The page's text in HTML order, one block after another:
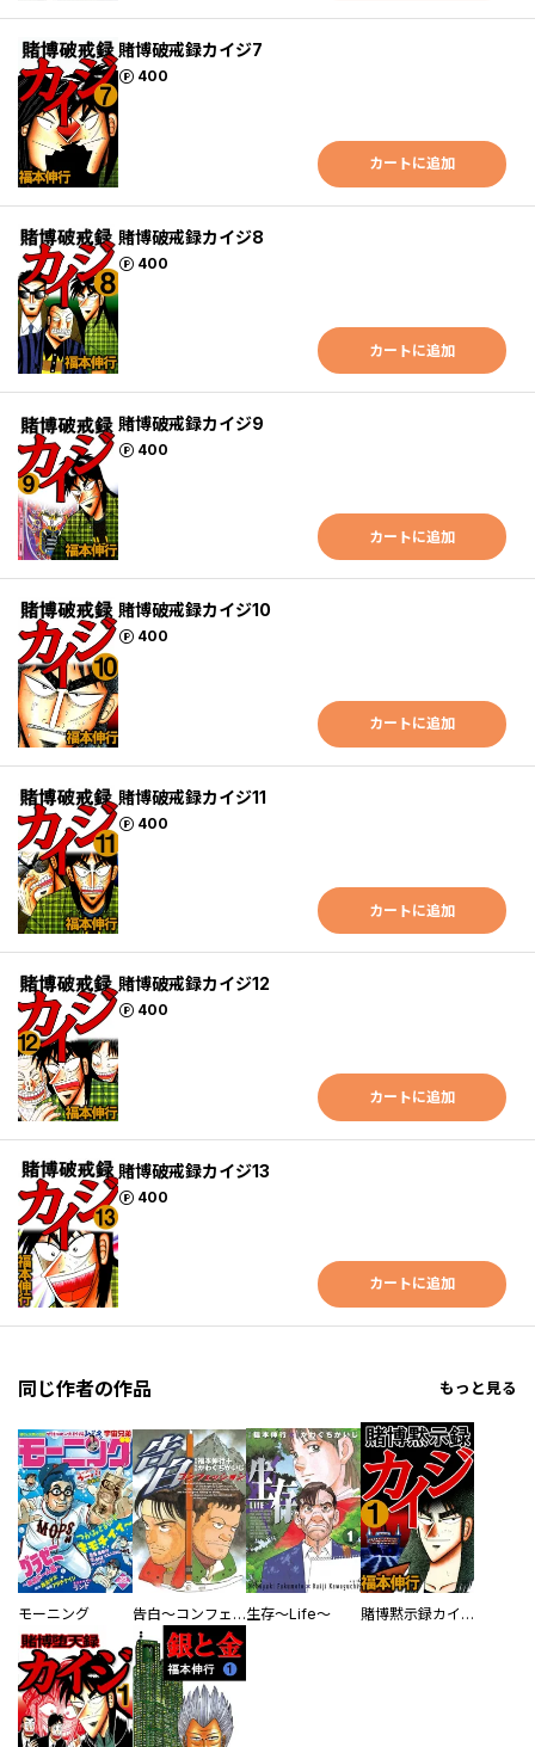
賭博破戒録カイジ7
400
ポイント
カートに追加
賭博破戒録カイジ8
400
ポイント
カートに追加
賭博破戒録カイジ9
400
ポイント
カートに追加
賭博破戒録カイジ10
400
ポイント
カートに追加
賭博破戒録カイジ11
400
ポイント
カートに追加
賭博破戒録カイジ12
400
ポイント
カートに追加
賭博破戒録カイジ13
400
ポイント
カートに追加
同じ作者の作品 もっと見る
モーニング 告白～コンフェッション～生存～Life～ 賭博黙示録カイジ